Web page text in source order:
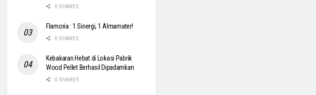
0 SHARES
Flamoria : 1 Sinergi, 1 Almamater!
0 SHARES
Kebakaran Hebat di Lokasi Pabrik
Wood Pellet Berhasil Dipadamkan
0 SHARES